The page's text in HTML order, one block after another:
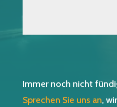
Immer noch nicht
Sprechen Sie uns an,